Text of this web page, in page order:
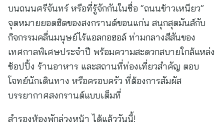
บนถนนศรีจันทร์ หรือที่รู้จักกันในชื่อ “ถนนข้าวเหนียว”
จุดหมายยอดฮิตของสงกรานต์ขอนแก่น สนุกสุดมันส์กับ
กิจกรรมคลื่นมนุษย์ไร้แอลกอฮอล์ ท่ามกลางสีสันของ
เทศกาลพิเศษประจำปี พร้อมความสะดวกสบายใกล้แหล่ง
ช้อปปิ้ง ร้านอาหาร และสถานที่ท่องเที่ยวสำคัญ ตอบ
โจทย์นักเดินทาง หรือครอบครัว ที่ต้องการสัมผัส
บรรยากาศสงกรานต์แบบเต็มที่
สำรองห้องพักล่วงหน้า ได้แล้ววันนี้!